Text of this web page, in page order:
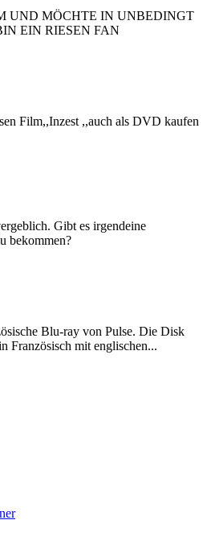
UND MÖCHTE IN UNBEDINGT
EIN RIESEN FAN
Film,,Inzest ,,auch als DVD kaufen
Gibt es irgendeine
bekommen?
Blu-ray von Pulse. Die Disk
Französisch mit englischen...